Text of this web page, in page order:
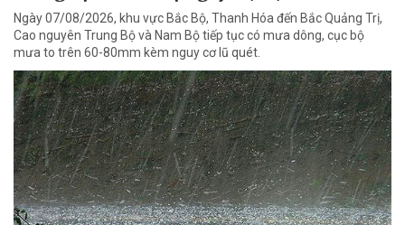
Ngày 07/08/2026, khu vực Bắc Bộ, Thanh Hóa đến Bắc Quảng Trị,
Cao nguyên Trung Bộ và Nam Bộ tiếp tục có mưa dông, cục bộ
mưa to trên 60-80mm kèm nguy cơ lũ quét.